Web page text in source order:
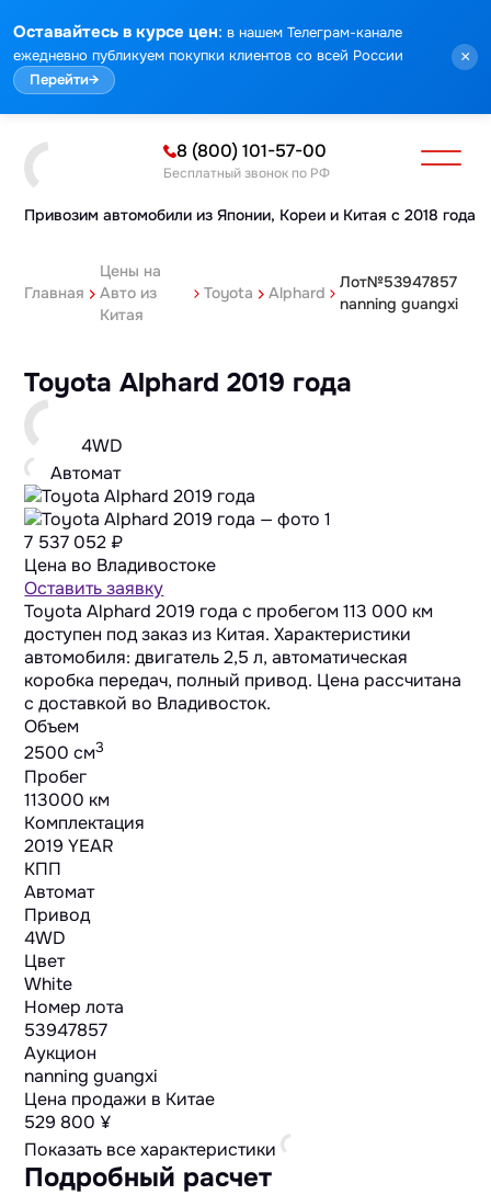
Оставайтесь в курсе цен: в нашем Телеграм-канале
ежедневно публикуем покупки клиентов со всей России
Перейти→
×
Привозим автомобили из Японии, Кореи и Китая с 2018 года
8 (800) 101-57-00
Бесплатный звонок по РФ
Главная
Цены на
Авто из
Китая
Toyota Alphard
Лот№53947857
nanning guangxi
Toyota Alphard 2019 года
4WD
Автомат
7 537 052 ₽
Цена во Владивостоке
Оставить заявку
Toyota Alphard 2019 года с пробегом 113 000 км
доступен под заказ из Китая. Характеристики
автомобиля: двигатель 2,5 л, автоматическая
коробка передач, полный привод. Цена рассчитана
с доставкой во Владивосток.
Объем
2500 cм3
Пробег
113000 км
Комплектация
2019 YEAR
КПП
Автомат
Привод
4WD
Цвет
White
Номер лота
53947857
Аукцион
nanning guangxi
Цена продажи в Китае
529 800 ¥
Показать все характеристики
Подробный расчет